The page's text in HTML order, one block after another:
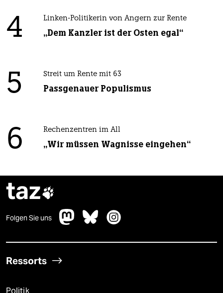
4 Linken-Politikerin von Angern zur Rente
„Dem Kanzler ist der Osten egal“
5 Streit um Rente mit 63
Passgenauer Populismus
6 Rechenzentren im All
„Wir müssen Wagnisse eingehen“
taz
Folgen Sie uns
Ressorts
Politik